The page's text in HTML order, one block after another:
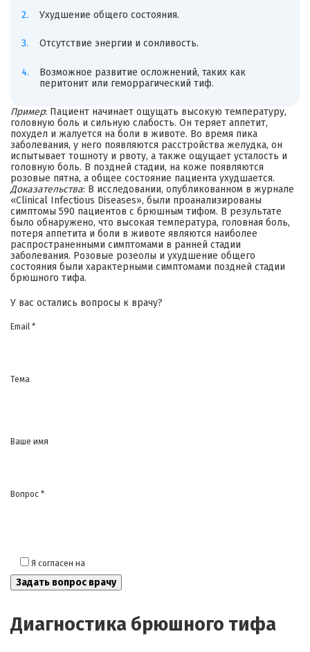
Ухудшение общего состояния.
Отсутствие энергии и сонливость.
Возможное развитие осложнений, таких как
перитонит или геморрагический тиф.
Пример: Пациент начинает ощущать высокую температуру,
головную боль и сильную слабость. Он теряет аппетит,
похудел и жалуется на боли в животе. Во время пика
заболевания, у него появляются расстройства желудка, он
испытывает тошноту и рвоту, а также ощущает усталость и
головную боль. В поздней стадии, на коже появляются
розовые пятна, а общее состояние пациента ухудшается.
Доказательства: В исследовании, опубликованном в журнале
«Clinical Infectious Diseases», были проанализированы
симптомы 590 пациентов с брюшным тифом. В результате
было обнаружено, что высокая температура, головная боль,
потеря аппетита и боли в животе являются наиболее
распространенными симптомами в ранней стадии
заболевания. Розовые розеолы и ухудшение общего
состояния были характерными симптомами поздней стадии
брюшного тифа.
У вас остались вопросы к врачу?
Email *
Тема
Ваше имя
Вопрос *
Я согласен на
Диагностика брюшного тифа